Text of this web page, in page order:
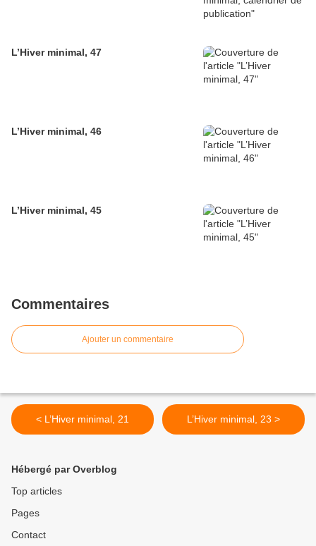
L’Hiver minimal, 47
L’Hiver minimal, 46
L’Hiver minimal, 45
Commentaires
Ajouter un commentaire
< L’Hiver minimal, 21 L’Hiver minimal, 23 >
Hébergé par Overblog
Top articles
Pages
Contact